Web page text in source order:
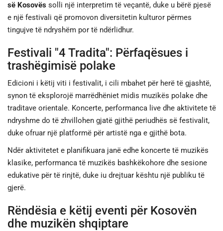
së Kosovës solli një interpretim të veçantë, duke u bërë pjesë
e një festivali që promovon diversitetin kulturor përmes
tingujve të ndryshëm por të ndërlidhur.
Festivali "4 Tradita": Përfaqësues i
trashëgimisë polake
Edicioni i këtij viti i festivalit, i cili mbahet për herë të gjashtë,
synon të eksplorojë marrëdhëniet midis muzikës polake dhe
traditave orientale. Koncerte, performanca live dhe aktivitete të
ndryshme do të zhvillohen gjatë gjithë periudhës së festivalit,
duke ofruar një platformë për artistë nga e gjithë bota.
Ndër aktivitetet e planifikuara janë edhe koncerte të muzikës
klasike, performanca të muzikës bashkëkohore dhe sesione
edukative për të rinjtë, duke iu drejtuar kështu një publiku të
gjerë.
Rëndësia e këtij eventi për Kosovën
dhe muzikën shqiptare